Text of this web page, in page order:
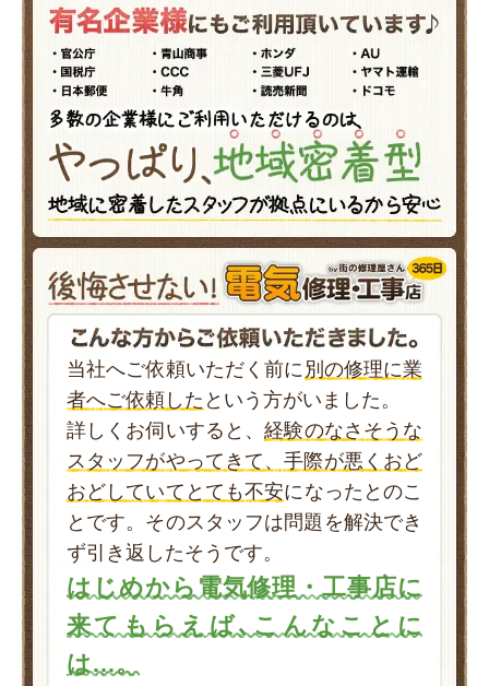
当社へご依頼いただく前に 別の修理に業
者へご依頼した という方がいました。
詳しくお伺いすると、経験のなさそうな
スタッフがやってきて、手際が悪くおど
おどしていてとても不安になったとのこ
とです。そのスタッフは問題を解決でき
ず引き返したそうです。
はじめから電気修理・工事店に
来てもらえば､こんなことに
は…。